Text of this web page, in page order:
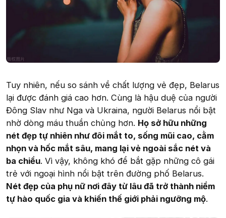
Tuy nhiên, nếu so sánh về chất lượng vẻ đẹp, Belarus
lại được đánh giá cao hơn. Cùng là hậu duệ của người
Đông Slav như Nga và Ukraina, người Belarus nổi bật
nhờ dòng máu thuần chủng hơn. Họ sở hữu những
nét đẹp tự nhiên như đôi mắt to, sống mũi cao, cằm
nhọn và hốc mắt sâu, mang lại vẻ ngoài sắc nét và
ba chiều. Vì vậy, không khó để bắt gặp những cô gái
trẻ với ngoại hình nổi bật trên đường phố Belarus.
Nét đẹp của phụ nữ nơi đây từ lâu đã trở thành niềm
tự hào quốc gia và khiến thế giới phải ngưỡng mộ.